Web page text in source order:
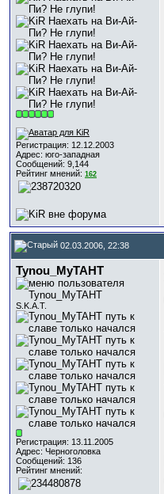
Регистрация: 12.12.2003
Адрес: юго-западная
Сообщений: 9,144
Рейтинг мнений: 162
02.03.2006, 22:38
Tynou_MyTAHT
S.K.A.T.
Регистрация: 13.11.2005
Адрес: Черноголовка
Сообщений: 136
Рейтинг мнений: